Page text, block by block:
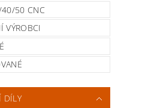
50 CNC
VÝROBCI
DÍLY